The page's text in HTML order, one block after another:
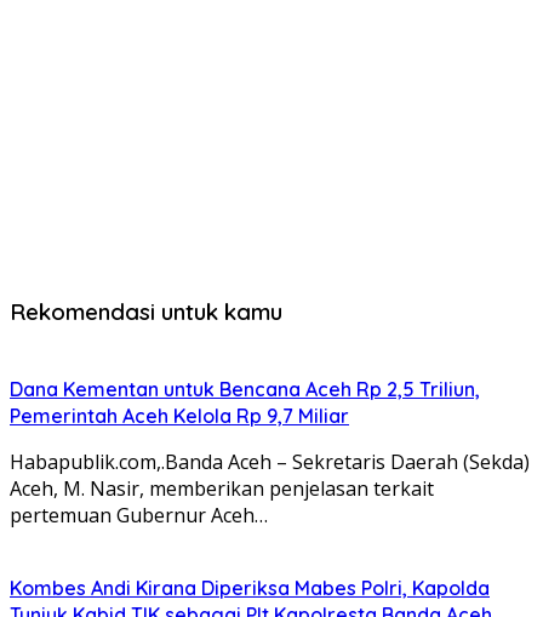
Rekomendasi untuk kamu
Dana Kementan untuk Bencana Aceh Rp 2,5 Triliun,
Pemerintah Aceh Kelola Rp 9,7 Miliar
Habapublik.com,.Banda Aceh – Sekretaris Daerah (Sekda)
Aceh, M. Nasir, memberikan penjelasan terkait
pertemuan Gubernur Aceh…
Kombes Andi Kirana Diperiksa Mabes Polri, Kapolda